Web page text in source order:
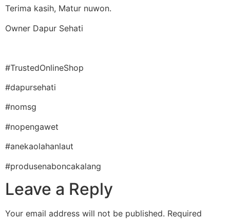
Terima kasih, Matur nuwon.
Owner Dapur Sehati
#TrustedOnlineShop
#dapursehati
#nomsg
#nopengawet
#anekaolahanlaut
#produsenaboncakalang
Leave a Reply
Your email address will not be published. Required